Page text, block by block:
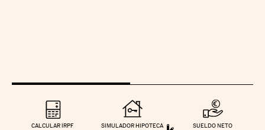
CALCULAR IRPF SIMULADOR HIPOTECA SUELDO NETO